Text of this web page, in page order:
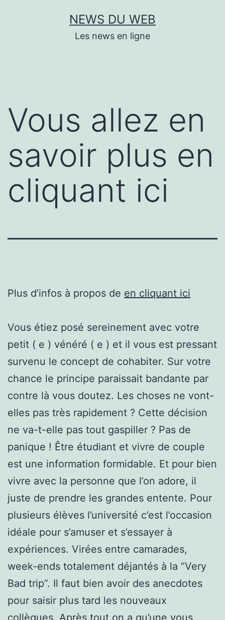
NEWS DU WEB
Les news en ligne
Vous allez en
savoir plus en
cliquant ici
Plus d’infos à propos de en cliquant ici
Vous étiez posé sereinement avec votre
petit ( e ) vénéré ( e ) et il vous est pressant
survenu le concept de cohabiter. Sur votre
chance le principe paraissait bandante par
contre là vous doutez. Les choses ne vont-
elles pas très rapidement ? Cette décision
ne va-t-elle pas tout gaspiller ? Pas de
panique ! Être étudiant et vivre de couple
est une information formidable. Et pour bien
vivre avec la personne que l’on adore, il
juste de prendre les grandes entente. Pour
plusieurs élèves l’université c’est l’occasion
idéale pour s’amuser et s’essayer à
expériences. Virées entre camarades,
week-ends totalement déjantés à la “Very
Bad trip”. Il faut bien avoir des anecdotes
pour saisir plus tard les nouveaux
collègues. Après tout on a qu’une vous